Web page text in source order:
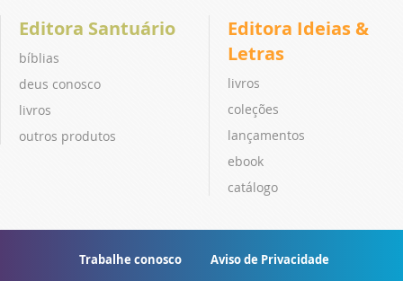
Editora Santuário
bíblias
deus conosco
livros
outros produtos
Editora Ideias &
Letras
livros
coleções
lançamentos
ebook
catálogo
Trabalhe conosco Aviso de Privacidade